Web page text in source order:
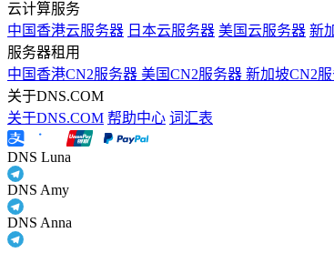
云计算服务
中国香港云服务器 日本云服务器 美国云服务器 新
服务器租用
中国香港CN2服务器 美国CN2服务器 新加坡CN2
关于DNS.COM
关于DNS.COM 帮助中心 词汇表
DNS Luna
DNS Amy
DNS Anna